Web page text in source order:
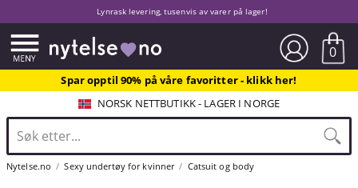
Lynrask levering, tusenvis av varer på lager!
0
Spar opptil 90% på våre favoritter - klikk her!
NORSK NETTBUTIKK - LAGER I NORGE
Nytelse.no Sexy undertøy for kvinner Catsuit og body